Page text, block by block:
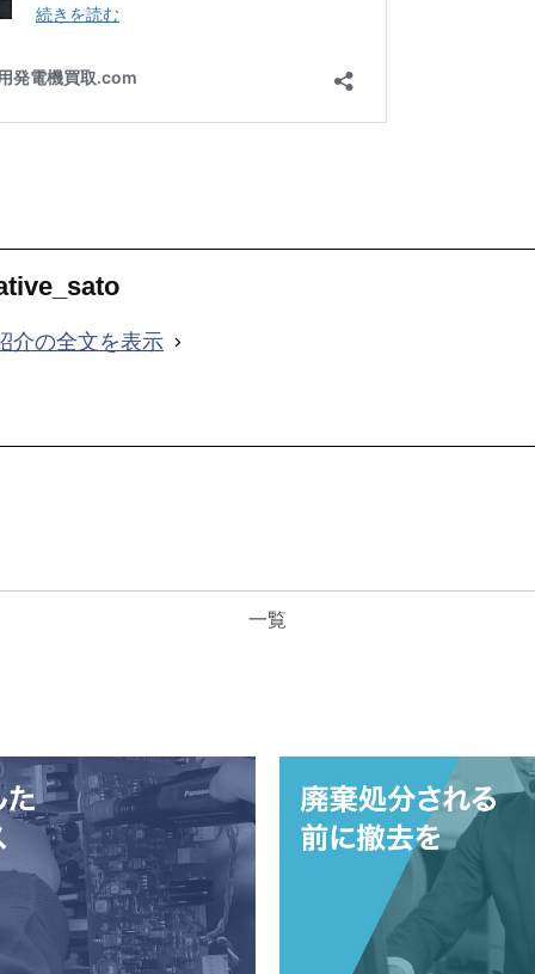
介の全文を表示
一覧